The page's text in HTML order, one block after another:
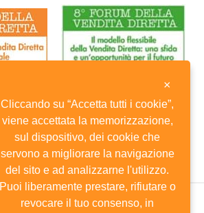
×
Cliccando su “Accetta tutti i cookie”,
viene accettata la memorizzazione,
sul dispositivo, dei cookie che
servono a migliorare la navigazione
del sito e ad analizzarne l'utilizzo.
Puoi liberamente prestare, rifiutare o
revocare il tuo consenso, in